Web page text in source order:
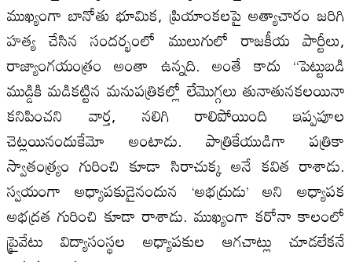
ముఖ్యంగా బానోతు భూమిక, ప్రియాంకలపై అత్యాచారం జరిగి
హత్య చేసిన సందర్భంలో ములుగులో రాజకీయ పార్టీలు,
రాజ్యాంగయంత్రం అంతా ఉన్నది. అంతే కాదు “పెట్టుబడి
ముడ్డికి మడికట్టిన మనుపత్రికల్లో లేమొగ్గలు తునాతునకలయినా
కనిపించని వార్త, నలిగి రాలిపోయింది ఇప్పపూల
చెట్లయినందుకేమో అంటాడు. పాత్రికేయుడిగా పత్రికా
స్వాతంత్ర్యం గురించి కూడా సిరాచుక్క అనే కవిత రాశాడు.
స్వయంగా అధ్యాపకుడైనందున ‘అభద్రుడు’ అని అధ్యాపక
అభద్రత గురించి కూడా రాశాడు. ముఖ్యంగా కరోనా కాలంలో
ప్రైవేటు విద్యాసంస్థల అధ్యాపకుల ఆగచాట్లు చూడలేకనే